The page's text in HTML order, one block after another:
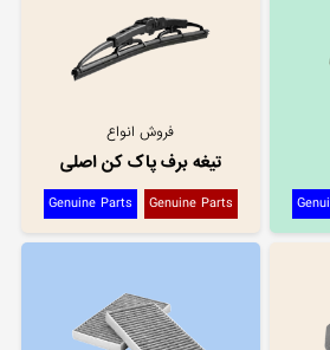
فروش انواع
تیغه برف پاک کن اصلی
Genuine Parts
Genuine Parts